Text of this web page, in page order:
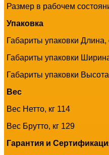
Размер в рабочем
Упаковка
Габариты упаковки
Габариты упаковки
Габариты упаковки
Вес
Вес Нетто, кг 114
Вес Брутто, кг 129
Гарантия и